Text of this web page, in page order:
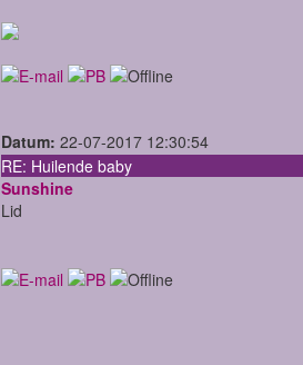
Datum: 22-07-2017 12:30:54
RE: Huilende baby
Sunshine
Lid